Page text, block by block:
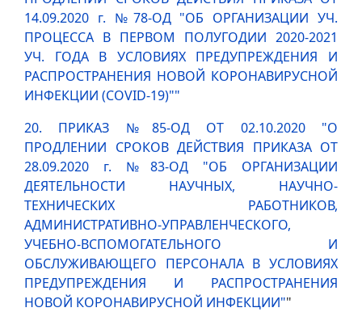
14.09.2020 г. №78-ОД "ОБ ОРГАНИЗАЦИИ УЧ.
ПРОЦЕССА В ПЕРВОМ ПОЛУГОДИИ 2020-2021
УЧ. ГОДА В УСЛОВИЯХ ПРЕДУПРЕЖДЕНИЯ И
РАСПРОСТРАНЕНИЯ НОВОЙ КОРОНАВИРУСНОЙ
ИНФЕКЦИИ (COVID-19)""
20. ПРИКАЗ №85-ОД ОТ 02.10.2020 "О
ПРОДЛЕНИИ СРОКОВ ДЕЙСТВИЯ ПРИКАЗА ОТ
28.09.2020 г. №83-ОД "ОБ ОРГАНИЗАЦИИ
ДЕЯТЕЛЬНОСТИ НАУЧНЫХ, НАУЧНО-
ТЕХНИЧЕСКИХ РАБОТНИКОВ,
АДМИНИСТРАТИВНО-УПРАВЛЕНЧЕСКОГО,
УЧЕБНО-ВСПОМОГАТЕЛЬНОГО И
ОБСЛУЖИВАЮЩЕГО ПЕРСОНАЛА В УСЛОВИЯХ
ПРЕДУПРЕЖДЕНИЯ И РАСПРОСТРАНЕНИЯ
НОВОЙ КОРОНАВИРУСНОЙ ИНФЕКЦИИ""